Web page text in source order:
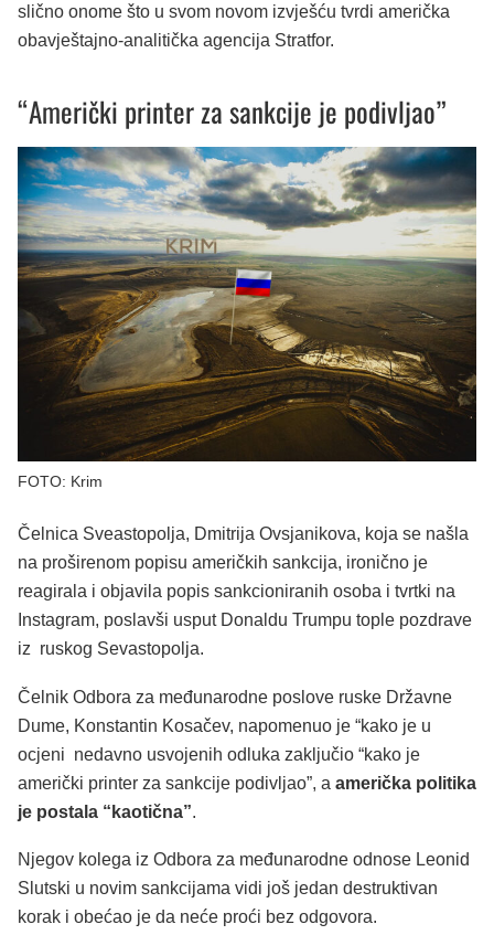
slično onome što u svom novom izvješću tvrdi američka
obavještajno-analitička agencija Stratfor.
“Američki printer za sankcije je podivljao”
FOTO: Krim
Čelnica Sveastopolja, Dmitrija Ovsjanikova, koja se našla
na proširenom popisu američkih sankcija, ironično je
reagirala i objavila popis sankcioniranih osoba i tvrtki na
Instagram, poslavši usput Donaldu Trumpu tople pozdrave
iz ruskog Sevastopolja.
Čelnik Odbora za međunarodne poslove ruske Državne
Dume, Konstantin Kosačev, napomenuo je “kako je u
ocjeni nedavno usvojenih odluka zaključio “kako je
američki printer za sankcije podivljao”, a američka politika
je postala “kaotična”.
Njegov kolega iz Odbora za međunarodne odnose Leonid
Slutski u novim sankcijama vidi još jedan destruktivan
korak i obećao je da neće proći bez odgovora.